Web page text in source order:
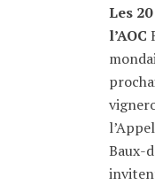
Les
l’AOC
Baux-